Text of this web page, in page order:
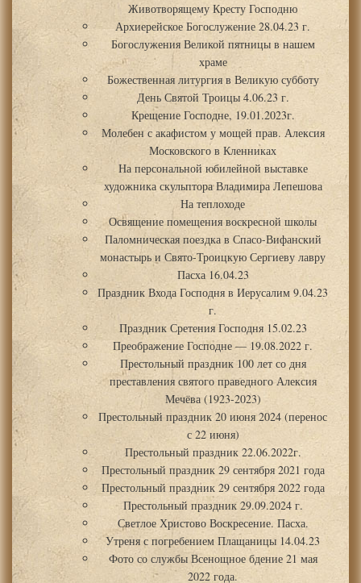
Животворящему Кресту Господню
Архиерейское Богослужение 28.04.23 г.
Богослужения Великой пятницы в нашем
храме
Божественная литургия в Великую субботу
День Святой Троицы 4.06.23 г.
Крещение Господне, 19.01.2023г.
Молебен с акафистом у мощей прав. Алексия
Московского в Кленниках
На персональной юбилейной выставке
художника скульптора Владимира Лепешова
На теплоходе
Освящение помещения воскресной школы
Паломническая поездка в Спасо-Вифанский
монастырь и Свято-Троицкую Сергиеву лавру
Пасха 16.04.23
Праздник Входа Господня в Иерусалим 9.04.23
г.
Праздник Сретения Господня 15.02.23
Преображение Господне — 19.08.2022 г.
Престольный праздник 100 лет со дня
преставления святого праведного Алексия
Мечёва (1923-2023)
Престольный праздник 20 июня 2024 (перенос
с 22 июня)
Престольный праздник 22.06.2022г.
Престольный праздник 29 сентября 2021 года
Престольный праздник 29 сентября 2022 года
Престольный праздник 29.09.2024 г.
Светлое Христово Воскресение. Пасха.
Утреня с погребением Плащаницы 14.04.23
Фото со службы Всенощное бдение 21 мая
2022 года.